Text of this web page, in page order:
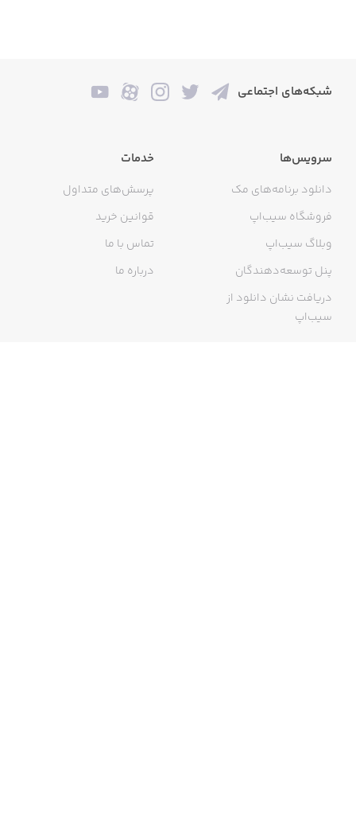
شبکه‌های اجتماعی
سرویس‌ها
دانلود برنامه‌های مک
فروشگاه سیب‌اپ
وبلاگ سیب‌اپ
پنل توسعه‌دهندگان
دریافت نشان دانلود از
سیب‌اپ
خدمات
پرسش‌های متداول
قوانین خرید
تماس با ما
درباره ما